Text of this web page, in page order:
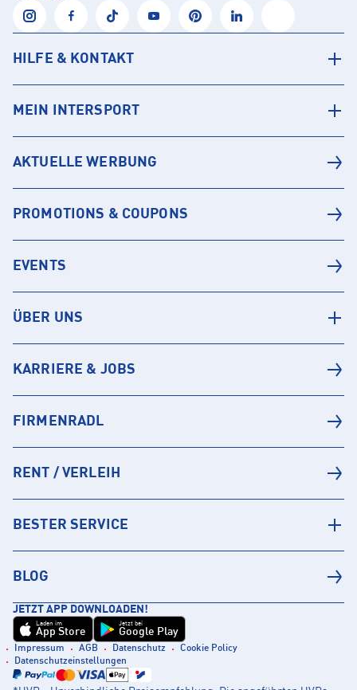
HILFE & KONTAKT
MEIN INTERSPORT
AKTUELLE WERBUNG
PROMOTIONS & COUPONS
EVENTS
ÜBER UNS
KARRIERE & JOBS
FIRMENRADL
RENT / VERLEIH
BESTER SERVICE
BLOG
JETZT APP DOWNLOADEN!
Laden im
App Store
Jetzt bei
Google Play
Impressum AGB Datenschutz
Cookie Policy
Datenschutzeinstellungen